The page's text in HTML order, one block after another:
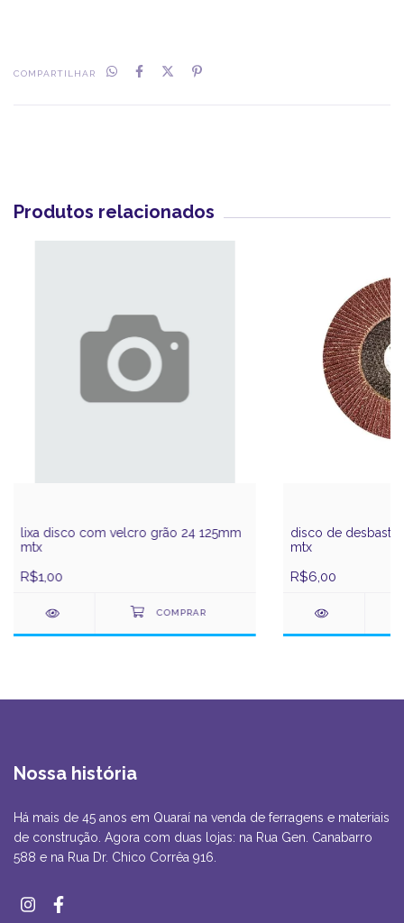
COMPARTILHAR
Produtos relacionados
lixa disco com velcro grão 24 125mm
mtx
R$1,00
disco de desbaste
mtx
R$6,00
Nossa história
Há mais de 45 anos em Quaraí na venda de ferragens e materiais
de construção. Agora com duas lojas: na Rua Gen. Canabarro
588 e na Rua Dr. Chico Corrêa 916.